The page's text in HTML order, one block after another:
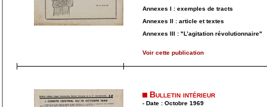
Annexes I : exemples de tracts
Annexes II : article et textes
Annexes III : "L’agitation révolutionnaire"
Voir cette publication
Bulletin intérieur
- Date : Octobre 1969